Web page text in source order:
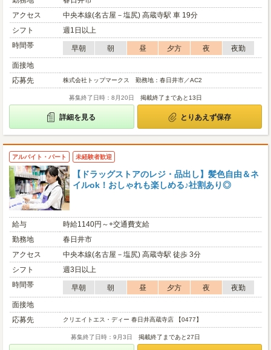
アクセス
中央本線(名古屋－塩尻) 高蔵寺駅 車 19分
シフト
週1日以上
時間帯
早朝 朝 昼 夕方 夜
夜勤
面接地
応募先
株式会社トップマークス 勤務地：春日井市／AC2
募集終了日時：8月20日 掲載終了まであと13日
詳細を見る とりあえず保存
アルバイト・パート 未経験者歓迎
【ドラッグストアのレジ・品出し】髪色自由＆ネ
イルok！おしゃれも楽しめる♪社割あり◎
給与
時給1140円～+交通費支給
勤務地
春日井市
アクセス
中央本線(名古屋－塩尻) 高蔵寺駅 徒歩 3分
シフト
週3日以上
時間帯
早朝 朝 昼 夕方 夜
夜勤
面接地
応募先
クリエイトエス・ディー 春日井高蔵寺店 【0477】
募集終了日時：9月3日 掲載終了まであと27日